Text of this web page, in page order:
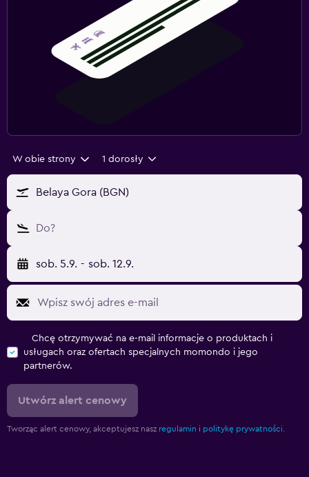
W obie strony 1 dorosły
Belaya Gora (BGN)
Do?
sob. 5.9. - sob. 12.9.
Chcę otrzymywać na e-mail informacje o produktach i
usługach oraz ofertach specjalnych momondo i jego
partnerów.
Utwórz alert cenowy
Tworząc alert cenowy, akceptujesz nasz regulamin i politykę prywatności.